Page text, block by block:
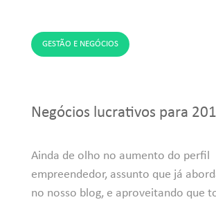
GESTÃO E NEGÓCIOS
Negócios lucrativos para
Ainda de olho no aumento do perfil
empreendedor, assunto que já
no nosso blog, e aproveitando que